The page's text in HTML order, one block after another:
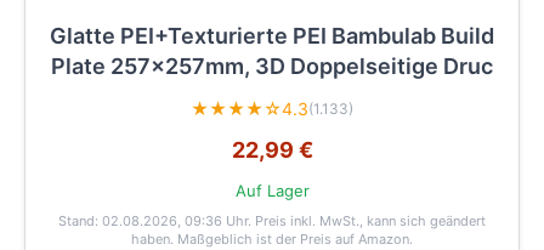
Glatte PEI+Texturierte PEI Bambulab Build
Plate 257x257mm, 3D Doppelseitige Druc
★★★★☆4.3(1.133)
22,99 €
Auf Lager
Stand: 02.08.2026, 09:36 Uhr. Preis inkl. MwSt., kann sich geändert
haben. Maßgeblich ist der Preis auf Amazon.